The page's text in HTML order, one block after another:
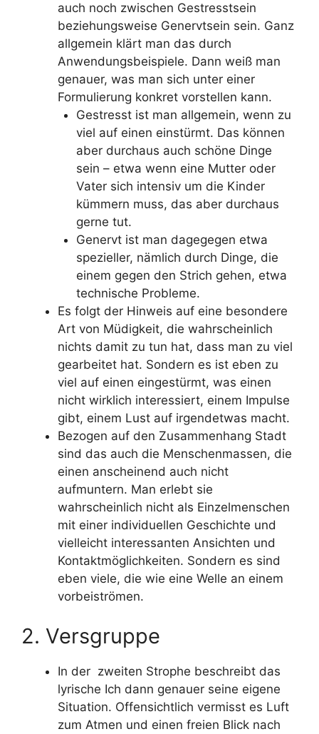
auch noch zwischen Gestresstsein
beziehungsweise Genervtsein sein. Ganz
allgemein klärt man das durch
Anwendungsbeispiele. Dann weiß man
genauer, was man sich unter einer
Formulierung konkret vorstellen kann.
Gestresst ist man allgemein, wenn zu
viel auf einen einstürmt. Das können
aber durchaus auch schöne Dinge
sein – etwa wenn eine Mutter oder
Vater sich intensiv um die Kinder
kümmern muss, das aber durchaus
gerne tut.
Genervt ist man dagegegen etwa
spezieller, nämlich durch Dinge, die
einem gegen den Strich gehen, etwa
technische Probleme.
Es folgt der Hinweis auf eine besondere
Art von Müdigkeit, die wahrscheinlich
nichts damit zu tun hat, dass man zu viel
gearbeitet hat. Sondern es ist eben zu
viel auf einen eingestürmt, was einen
nicht wirklich interessiert, einem Impulse
gibt, einem Lust auf irgendetwas macht.
Bezogen auf den Zusammenhang Stadt
sind das auch die Menschenmassen, die
einen anscheinend auch nicht
aufmuntern. Man erlebt sie
wahrscheinlich nicht als Einzelmenschen
mit einer individuellen Geschichte und
vielleicht interessanten Ansichten und
Kontaktmöglichkeiten. Sondern es sind
eben viele, die wie eine Welle an einem
vorbeiströmen.
2. Versgruppe
In der zweiten Strophe beschreibt das
lyrische Ich dann genauer seine eigene
Situation. Offensichtlich vermisst es Luft
zum Atmen und einen freien Blick nach